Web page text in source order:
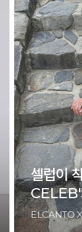
셀럽이
ELCANTO